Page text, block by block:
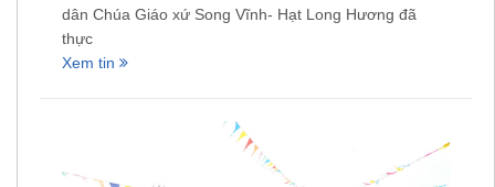
dân Chúa Giáo xứ Song Vĩnh- Hạt Long Hương đã
thực
Xem tin